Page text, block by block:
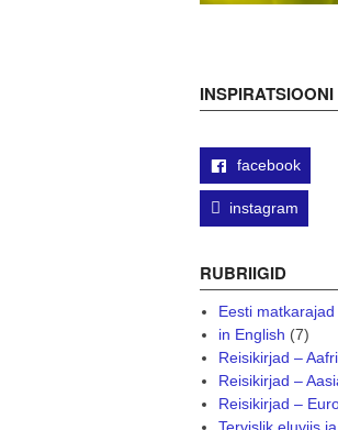
INSPIRATSIOONI
facebook
instagram
RUBRIIGID
Eesti
in English (7)
Reisikirjad –
Reisikirjad –
Reisikirjad –